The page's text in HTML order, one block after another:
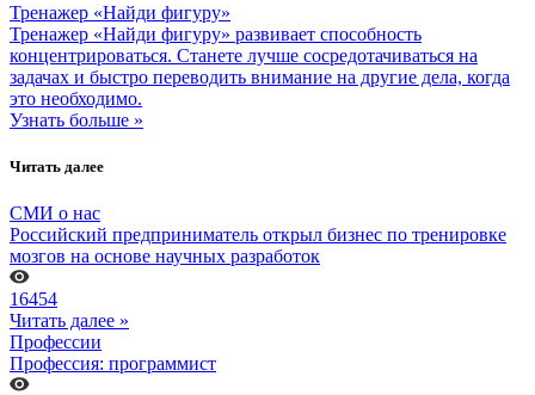
Тренажер «Найди фигуру»
Тренажер «Найди фигуру» развивает способность
концентрироваться. Станете лучше сосредотачиваться на
задачах и быстро переводить внимание на другие дела, когда
это необходимо.
Узнать больше »
Читать далее
СМИ о нас
Российский предприниматель открыл бизнес по тренировке
мозгов на основе научных разработок
16454
Читать далее »
Профессии
Профессия: программист